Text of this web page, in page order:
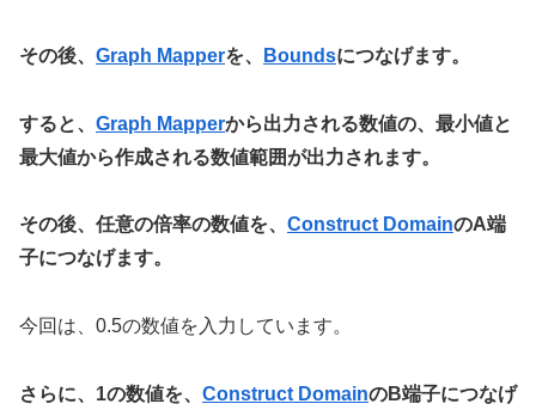
その後、 Graph Mapperを、 Boundsにつなげます。
すると、 Graph Mapperから出力される数値の、最小値と
最大値から作成される数値範囲が出力されます。
その後、任意の倍率の数値を、 Construct DomainのA端
子につなげます。
今回は、0.5の数値を入力しています。
さらに、1の数値を、 Construct DomainのB端子につなげ